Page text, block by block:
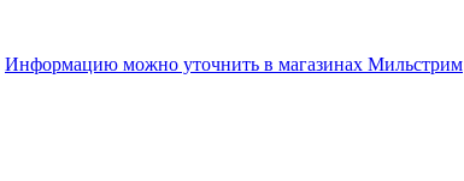
Информацию можно уточнить в магазинах Мильстрим